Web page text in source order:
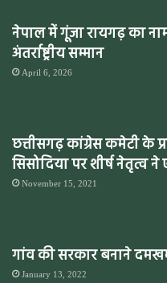
नेपाल में गूंजा रायगढ़ का
अंतर्राष्ट्रीय सम्मान
April 6, 2026
छत्तीसगढ़ कांग्रेस कमेटी के
सिसोदिया पर शीर्ष नेतृत्व
November 15, 2021
गांव की सरकार बनाने
January 13, 2022